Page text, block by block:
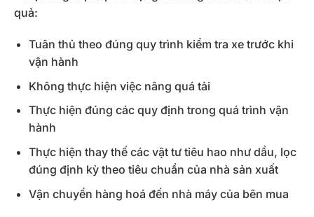
quả:
Tuân thủ theo đúng quy trình kiểm tra xe trước khi
vận hành
Không thực hiện việc nâng quá tải
Thực hiện đúng các quy định trong quá trình vận
hành
Thực hiện thay thế các vật tư tiêu hao như dầu, lọc
đúng định kỳ theo tiêu chuẩn của nhà sản xuất
Vận chuyển hàng hoá đến nhà máy của bên mua